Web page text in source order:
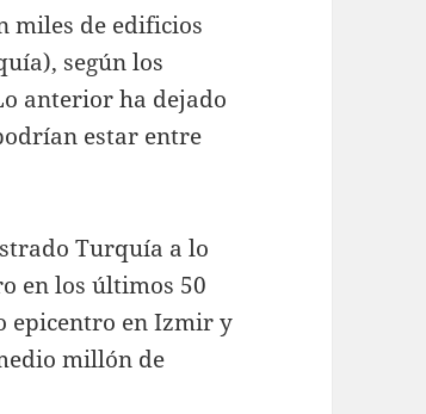
miles de edificios
según los
anterior ha dejado
estar entre
Turquía a lo
en los últimos 50
epicentro en Izmir y
millón de